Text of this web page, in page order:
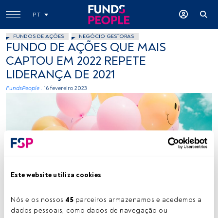
Este website utiliza cookies
Nós e os nossos 45 parceiros armazenamos e acedemos a
dados pessoais, como dados de navegação ou
PT
FUNDOS DE AÇÕES NEGÓCIO GESTORAS
FUNDO DE AÇÕES QUE MAIS
CAPTOU EM 2022 REPETE
LIDERANÇA DE 2021
FundsPeople . 16 fevereiro 2023
Créditos: Hybrid (Unsplash)
Tempo de leitura:3 min.